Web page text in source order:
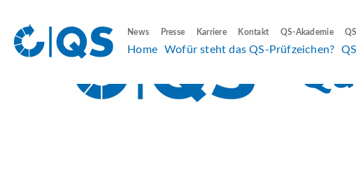
News Presse Karriere Kontakt QS-Akademie
Home Wofür steht das QS-Prüfzeichen?